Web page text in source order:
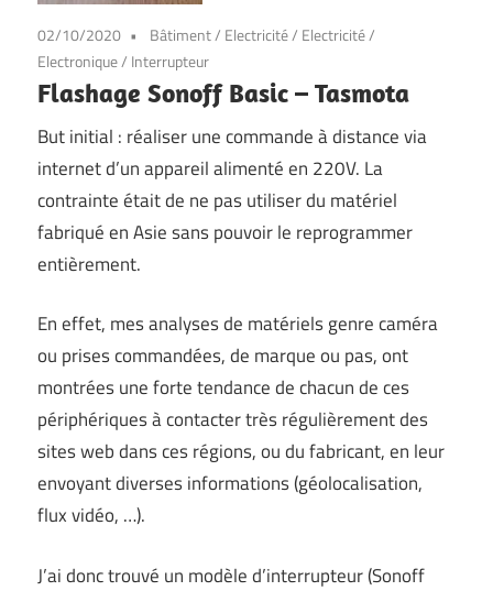
02/10/2020 Bâtiment/ Electricité/ Electricité/
Electronique/ Interrupteur
Flashage Sonoff Basic – Tasmota
But initial : réaliser une commande à distance via
internet d’un appareil alimenté en 220V. La
contrainte était de ne pas utiliser du matériel
fabriqué en Asie sans pouvoir le reprogrammer
entièrement.
En effet, mes analyses de matériels genre caméra
ou prises commandées, de marque ou pas, ont
montrées une forte tendance de chacun de ces
périphériques à contacter très régulièrement des
sites web dans ces régions, ou du fabricant, en leur
envoyant diverses informations (géolocalisation,
flux vidéo, …).
J’ai donc trouvé un modèle d’interrupteur (Sonoff